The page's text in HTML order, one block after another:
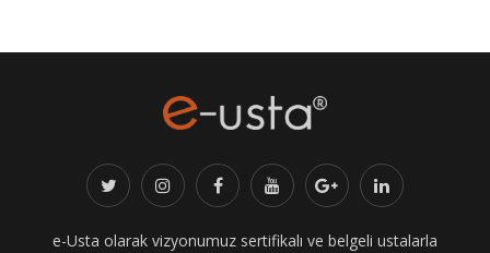
e-Usta olarak vizyonumuz sertifikalı ve belgeli ustalarla